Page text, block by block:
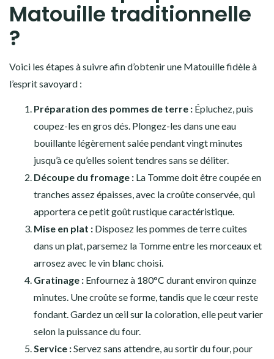
Matouille traditionnelle
?
Voici les étapes à suivre afin d’obtenir une Matouille fidèle à
l’esprit savoyard :
Préparation des pommes de terre : Épluchez, puis
coupez-les en gros dés. Plongez-les dans une eau
bouillante légèrement salée pendant vingt minutes
jusqu’à ce qu’elles soient tendres sans se déliter.
Découpe du fromage : La Tomme doit être coupée en
tranches assez épaisses, avec la croûte conservée, qui
apportera ce petit goût rustique caractéristique.
Mise en plat : Disposez les pommes de terre cuites
dans un plat, parsemez la Tomme entre les morceaux et
arrosez avec le vin blanc choisi.
Gratinage : Enfournez à 180°C durant environ quinze
minutes. Une croûte se forme, tandis que le cœur reste
fondant. Gardez un œil sur la coloration, elle peut varier
selon la puissance du four.
Service :Servez sans attendre, au sortir du four, pour